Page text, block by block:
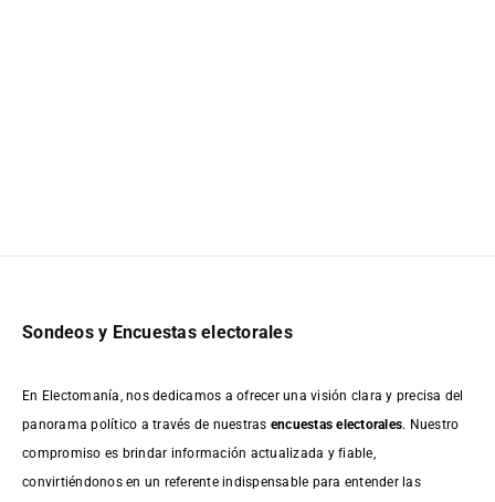
Sondeos y Encuestas electorales
En Electomanía, nos dedicamos a ofrecer una visión clara y precisa del
panorama político a través de nuestras encuestas electorales. Nuestro
compromiso es brindar información actualizada y fiable,
convirtiéndonos en un referente indispensable para entender las